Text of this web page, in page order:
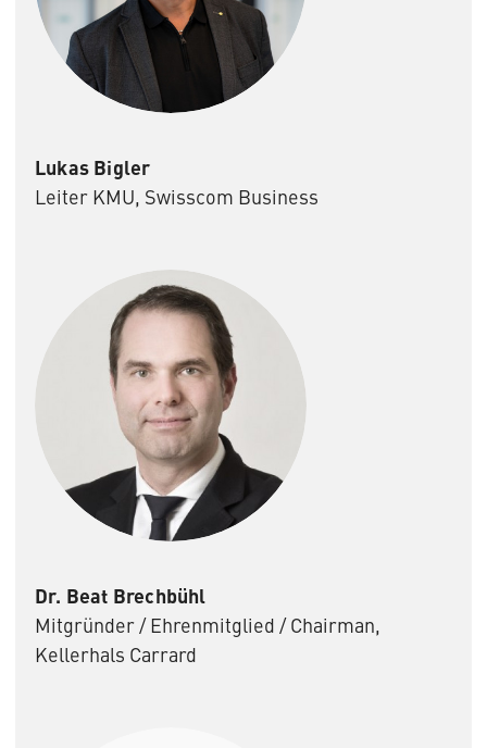
Lukas Bigler
Leiter KMU, Swisscom Business
Dr. Beat Brechbühl
Mitgründer / Ehrenmitglied / Chairman,
Kellerhals Carrard